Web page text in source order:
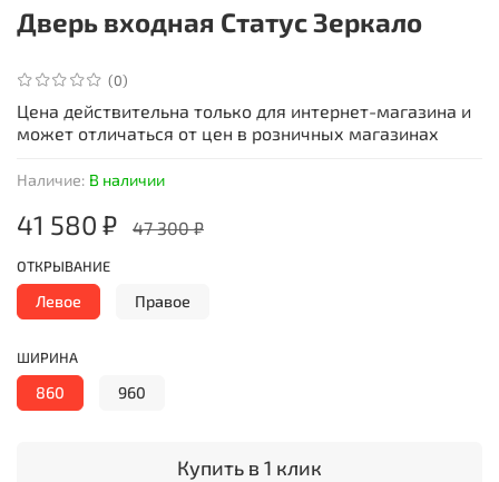
(0)
Наличие: В наличии
Дверь входная Статус Зеркало
41 580 ₽ 47 300 ₽
Купить в 1 клик
ОТКРЫВАНИЕ
Левое Правое
ШИРИНА
860 960
Цена действительна только для интернет-магазина и
может отличаться от цен в розничных магазинах